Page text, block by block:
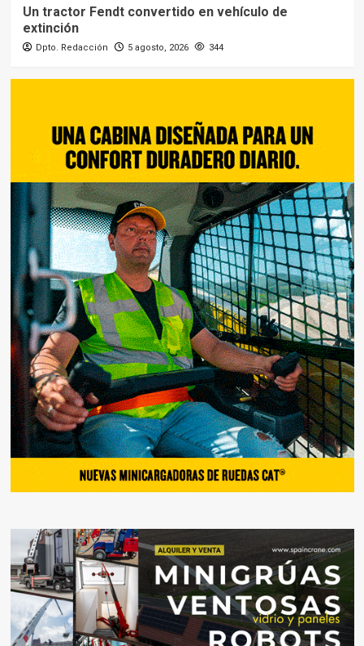
Un tractor Fendt convertido en vehículo de
extinción
Dpto. Redacción 5 agosto, 2026 344